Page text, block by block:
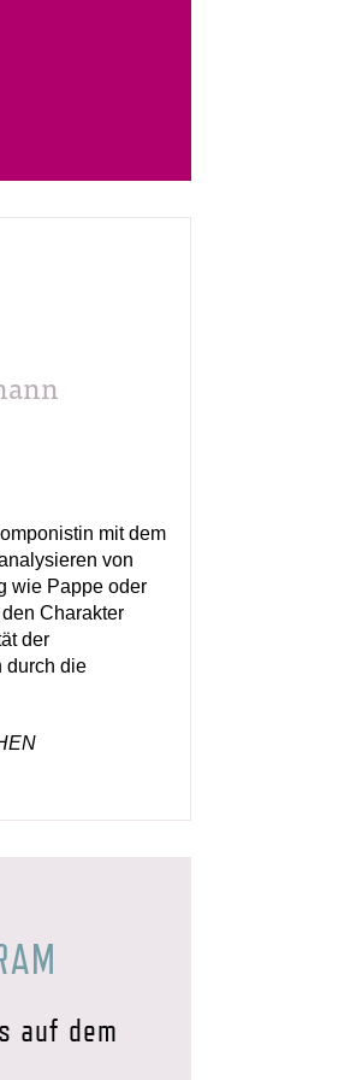
mit dem
von
wie Pappe oder
Charakter
der
durch die
auf dem